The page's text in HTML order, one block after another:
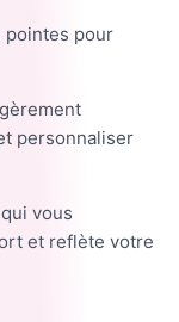
pour
personnaliser
vous
et reflète votre